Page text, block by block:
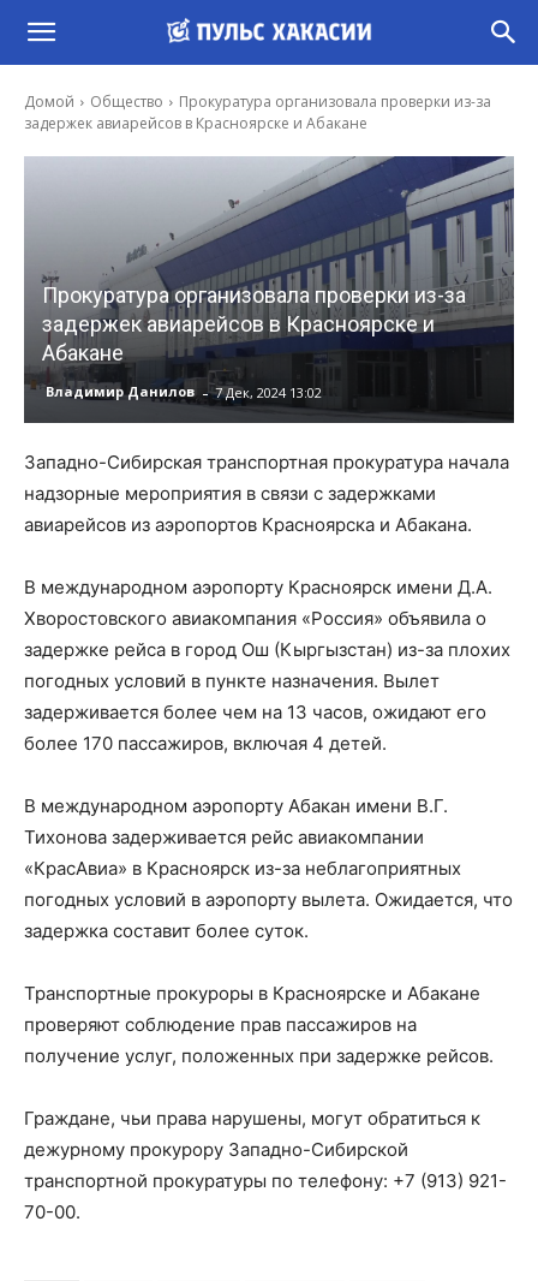
Домой Общество
Прокуратура организовала проверки из-за
задержек авиарейсов в Красноярске и Абакане
Прокуратура организовала проверки из-за
задержек авиарейсов в Красноярске и
Абакане
Владимир Данилов - 7 Дек, 2024 13:02
Западно-Сибирская транспортная прокуратура начала
надзорные мероприятия в связи с задержками
авиарейсов из аэропортов Красноярска и Абакана.
В международном аэропорту Красноярск имени Д.А.
Хворостовского авиакомпания «Россия» объявила о
задержке рейса в город Ош (Кыргызстан) из-за плохих
погодных условий в пункте назначения. Вылет
задерживается более чем на 13 часов, ожидают его
более 170 пассажиров, включая 4 детей.
В международном аэропорту Абакан имени В.Г.
Тихонова задерживается рейс авиакомпании
«КрасАвиа» в Красноярск из-за неблагоприятных
погодных условий в аэропорту вылета. Ожидается, что
задержка составит более суток.
Транспортные прокуроры в Красноярске и Абакане
проверяют соблюдение прав пассажиров на
получение услуг, положенных при задержке рейсов.
Граждане, чьи права нарушены, могут обратиться к
дежурному прокурору Западно-Сибирской
транспортной прокуратуры по телефону: +7 (913) 921-
70-00.